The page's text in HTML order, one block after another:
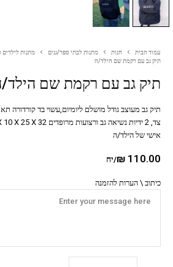
עמוד הבית חנות מתנות לבתי ספר/גנים
מתנות לילדים
תיק גב עם רקמת שם הילד/ה
תיק גב עם רקמת שם
₪ 110.00 /יח
כיתוב \ הערות להזמנה
תיק גב מעוצב גודל מושלם ליומיום,עשוי בד קורדורה
אישי של הילד/ה